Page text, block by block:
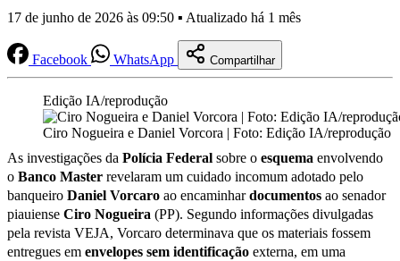
17 de junho de 2026 às 09:50 ▪ Atualizado há 1 mês
Facebook WhatsApp Compartilhar
Edição IA/reprodução
Ciro Nogueira e Daniel Vorcora | Foto: Edição IA/reprodução
As investigações da Polícia Federal sobre o esquema envolvendo
o Banco Master revelaram um cuidado incomum adotado pelo
banqueiro Daniel Vorcaro ao encaminhardocumentos ao senador
piauiense Ciro Nogueira (PP). Segundo informações divulgadas
pela revista VEJA, Vorcaro determinava que os materiais fossem
entregues em envelopes sem identificação externa, em uma